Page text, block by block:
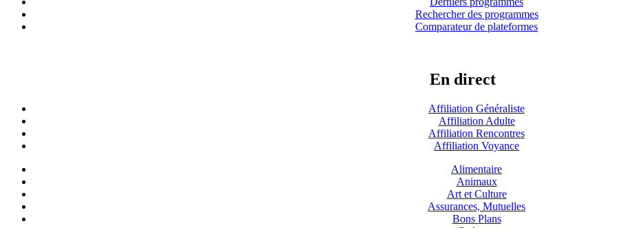
Rechercher des programmes
Comparateur de plateformes
En direct
Affiliation Généraliste
Affiliation Adulte
Affiliation Rencontres
Affiliation Voyance
Alimentaire
Animaux
Art et Culture
Assurances, Mutuelles
Bons Plans